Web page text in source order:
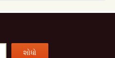
શોધો